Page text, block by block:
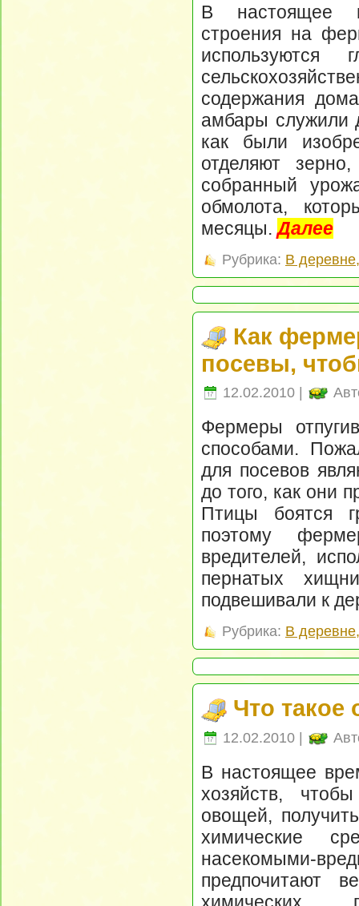
В настоящее
строения на
содержания
амбары служили
как были
отделяют
собранный
обмолота,
месяцы.Далее
Рубрика: В
Как
посевы,
12.02.2010 |
Фермеры
способами.
для посевов
до того, как они
Птицы боятся
поэтому
вредителей,
пернатых
подвешивали к
Рубрика: В
Что такое
12.02.2010 |
В настоящее
хозяйств,
овощей,
химические
насекомыми-
предпочитают